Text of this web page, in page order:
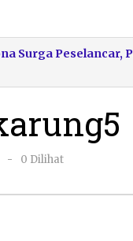
Surga Peselancar,
oleh
-
0 Dilihat